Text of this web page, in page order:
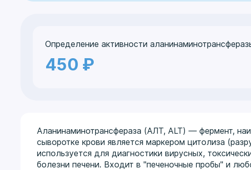
Определение активности
450 ₽
Аланинаминотрансфераза (АЛТ, ALT) — фермент,
сыворотке крови является маркером цитолиза
используется для диагностики вирусных,
болезни печени. Входит в "печеночные пробы" и